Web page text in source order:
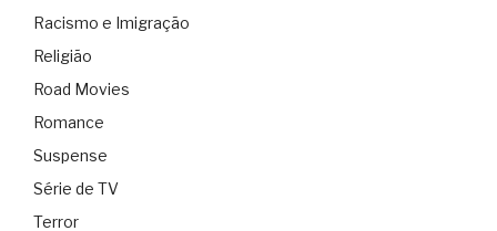
Racismo e Imigração
Religião
Road Movies
Romance
Suspense
Série de TV
Terror